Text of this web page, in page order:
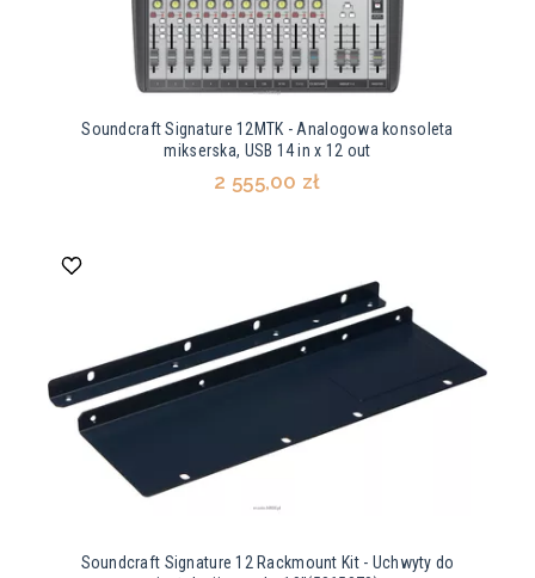
Soundcraft Signature 12MTK - Analogowa konsoleta
mikserska, USB 14 in x 12 out
2 555,00 zł
Soundcraft Signature 12 Rackmount Kit - Uchwyty do